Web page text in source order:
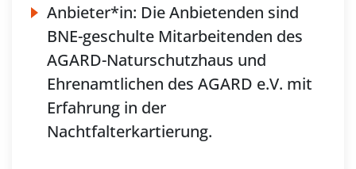
Anbieter*in: Die Anbietenden sind
BNE-geschulte Mitarbeitenden des
AGARD-Naturschutzhaus und
Ehrenamtlichen des AGARD e.V. mit
Erfahrung in der
Nachtfalterkartierung.